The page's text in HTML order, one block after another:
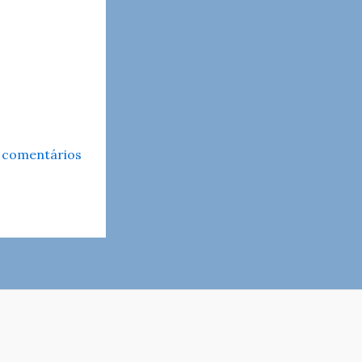
comentários